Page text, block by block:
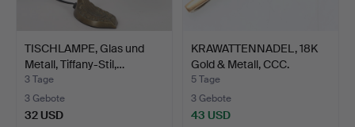
TISCHLAMPE, Glas und
Metall, Tiffany-Stil,…
3 Tage
3 Gebote
32 USD
KRAWATTENNADEL, 18K
Gold & Metall, CCC.
5 Tage
3 Gebote
43 USD